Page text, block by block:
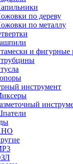
по дереву
по металлу
и фигурные
инструмент